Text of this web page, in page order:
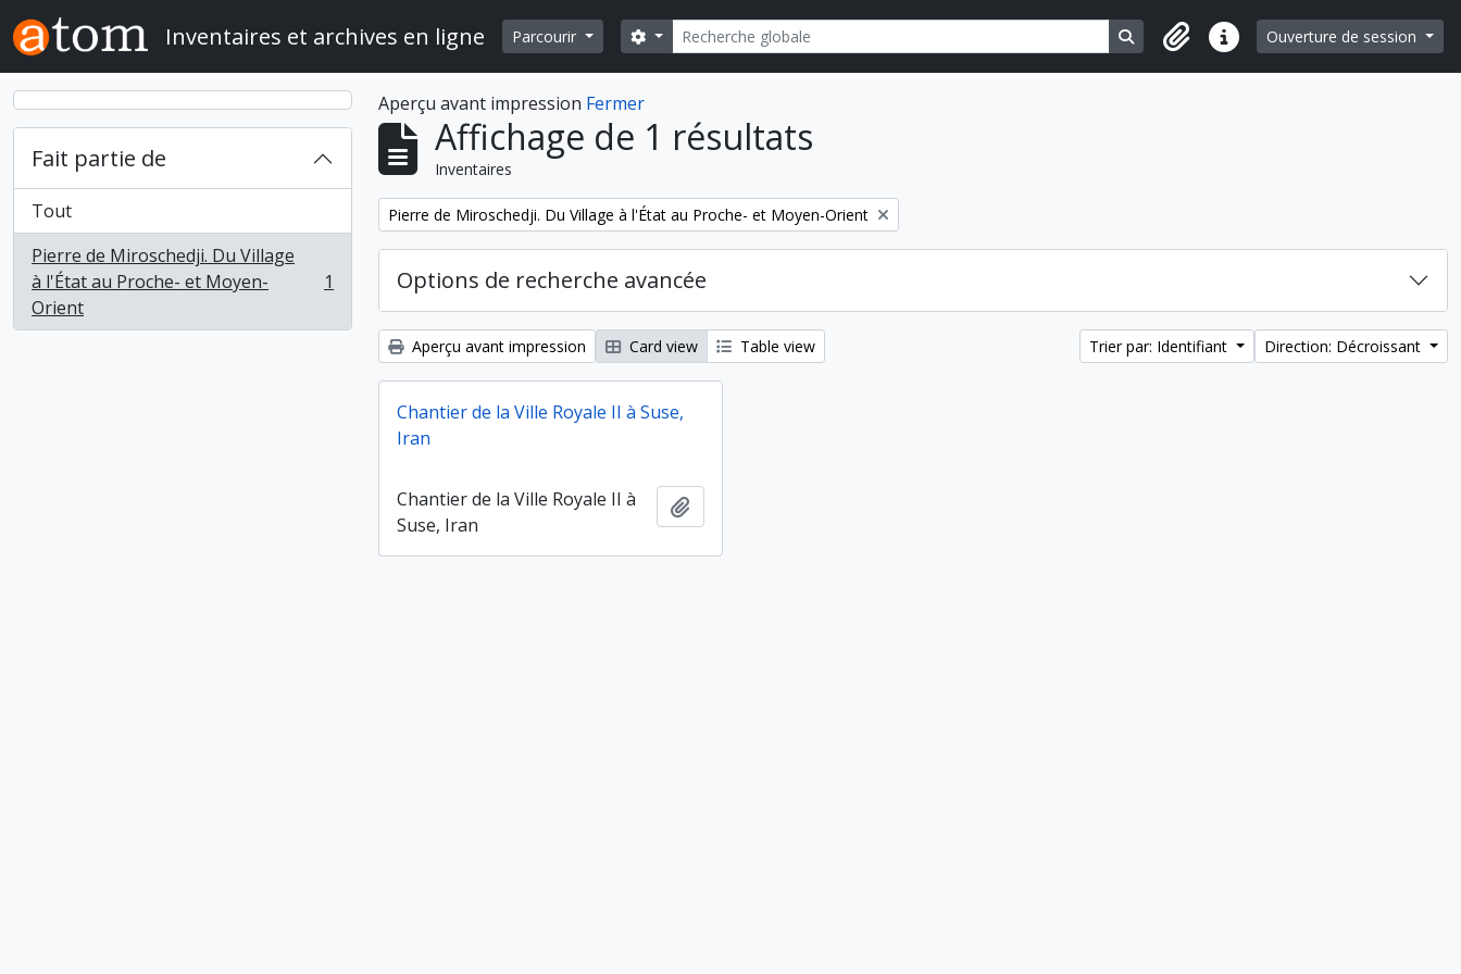
Skip to main content
Inventaires et archives en ligne Parcourir Rechercher
Search options Search in browse page
Liens rapidesOuverture de session
Fait partie de
Tout
Pierre de Miroschedji. Du Village
à l'État au Proche- et Moyen-
Orient
, 1 résultats 1
Aperçu avant impression Fermer
Affichage de 1 résultats
Inventaires
Remove filter:
Pierre de Miroschedji. Du Village à l'État au Proche- et Moyen-Orient
Options de recherche avancée
Aperçu avant impression Card view Table view Trier par: Identifiant Direction: Décroissant
Chantier de la Ville Royale II à Suse,
Iran
Chantier de la Ville Royale II à
Suse, Iran